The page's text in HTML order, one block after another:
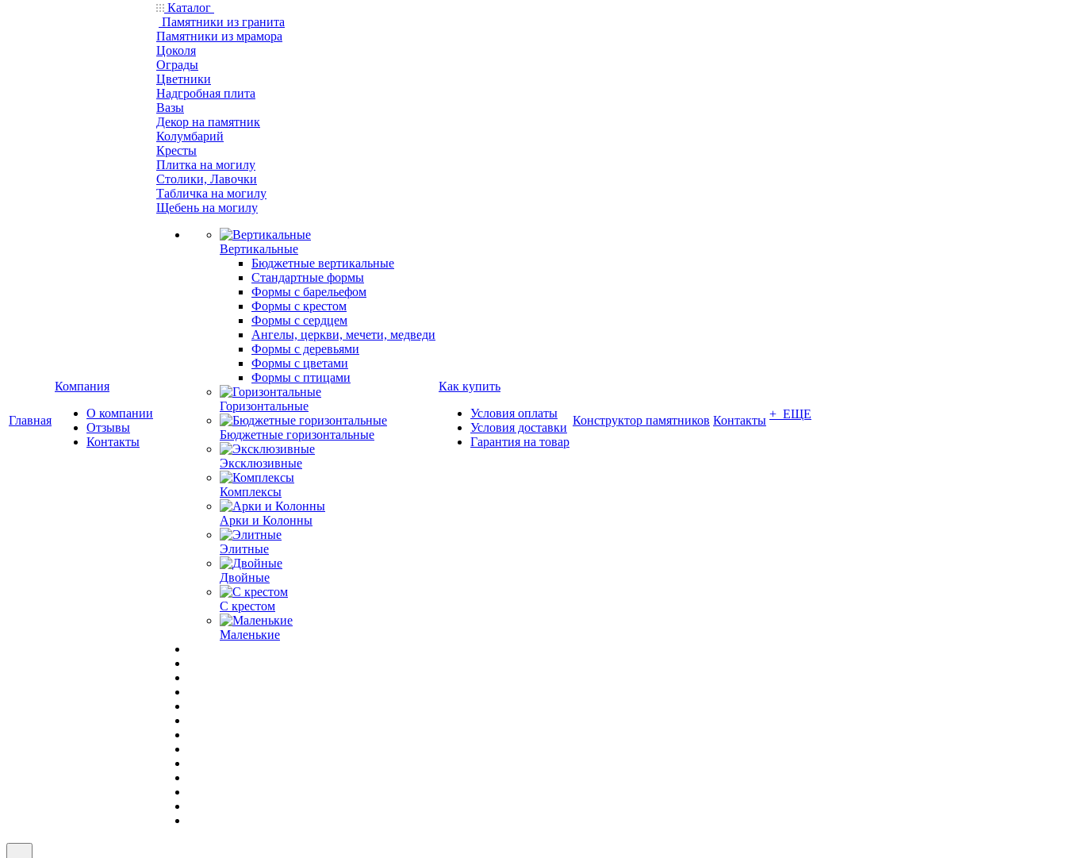
Главная
Компания
О компании
Отзывы
Контакты
Каталог
Памятники из гранита
Памятники из мрамора
Цоколя
Ограды
Цветники
Надгробная плита
Вазы
Декор на памятник
Колумбарий
Кресты
Плитка на могилу
Столики, Лавочки
Табличка на могилу
Щебень на могилу
Вертикальные
Бюджетные вертикальные
Стандартные формы
Формы с барельефом
Формы с крестом
Формы с сердцем
Ангелы, церкви, мечети, медведи
Формы с деревьями
Формы с цветами
Формы с птицами
Горизонтальные
Бюджетные горизонтальные
Эксклюзивные
Комплексы
Арки и Колонны
Элитные
Двойные
С крестом
Маленькие
Как купить
Условия оплаты
Условия доставки
Гарантия на товар
Конструктор памятников Контакты + ЕЩЕ